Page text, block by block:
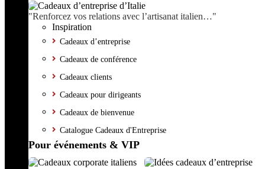
"Renforcez vos relations avec l’artisanat italien…"
Inspiration
Cadeaux d’entreprise
Cadeaux de conférence
Cadeaux clients
Cadeaux pour dirigeants
Cadeaux de bienvenue
Catalogue Cadeaux d'Entreprise
Pour événements & VIP